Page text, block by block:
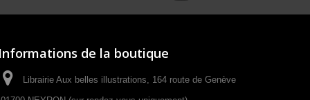
de la boutique
Librairie Aux belles illustrations, 164 route de Genève